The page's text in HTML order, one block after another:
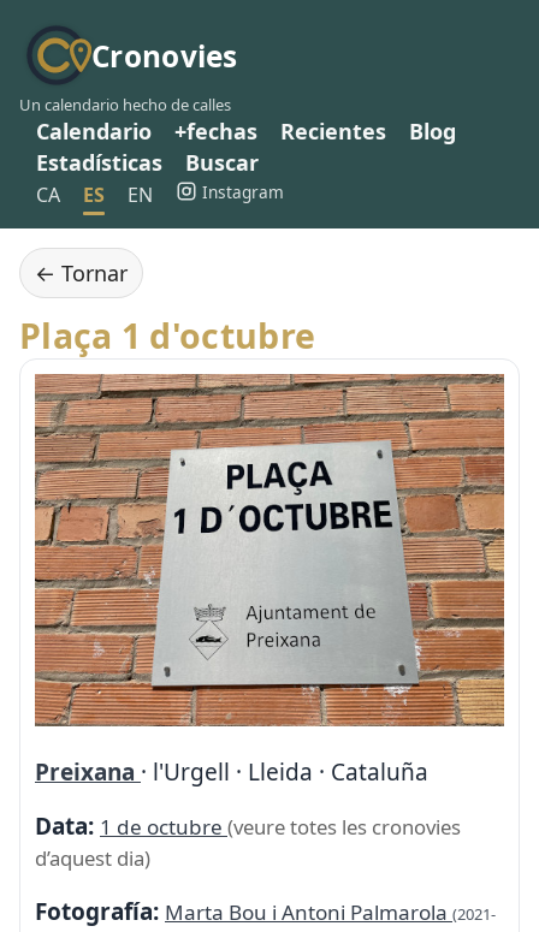
Cronovies
Un calendario hecho de calles
Calendario +fechas Recientes
Blog
Estadísticas
Buscar
CA ES EN Instagram
← Tornar
Plaça 1 d'octubre
Preixana · l'Urgell · Lleida · Cataluña
Data: 1 de octubre (veure totes les cronovies
d’aquest dia)
Fotografía: Marta Bou i Antoni Palmarola (2021-